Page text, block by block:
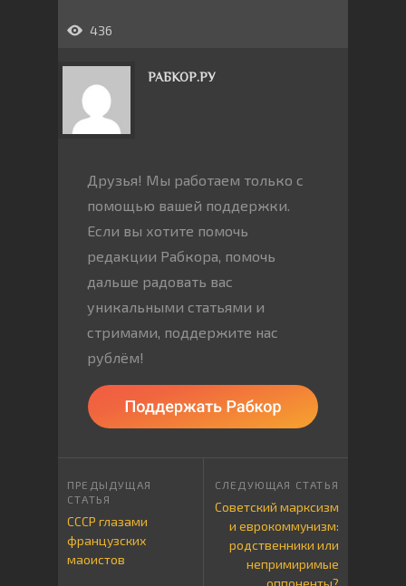
436
РАБКОР.РУ
Друзья! Мы работаем только с
помощью вашей поддержки.
Если вы хотите помочь
редакции Рабкора, помочь
дальше радовать вас
уникальными статьями и
стримами, поддержите нас
рублём!
СССР глазами
французских
маоистов
Советский марксизм
и еврокоммунизм:
родственники или
непримиримые
оппоненты?